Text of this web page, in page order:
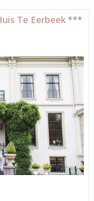
Te Eerbeek ***